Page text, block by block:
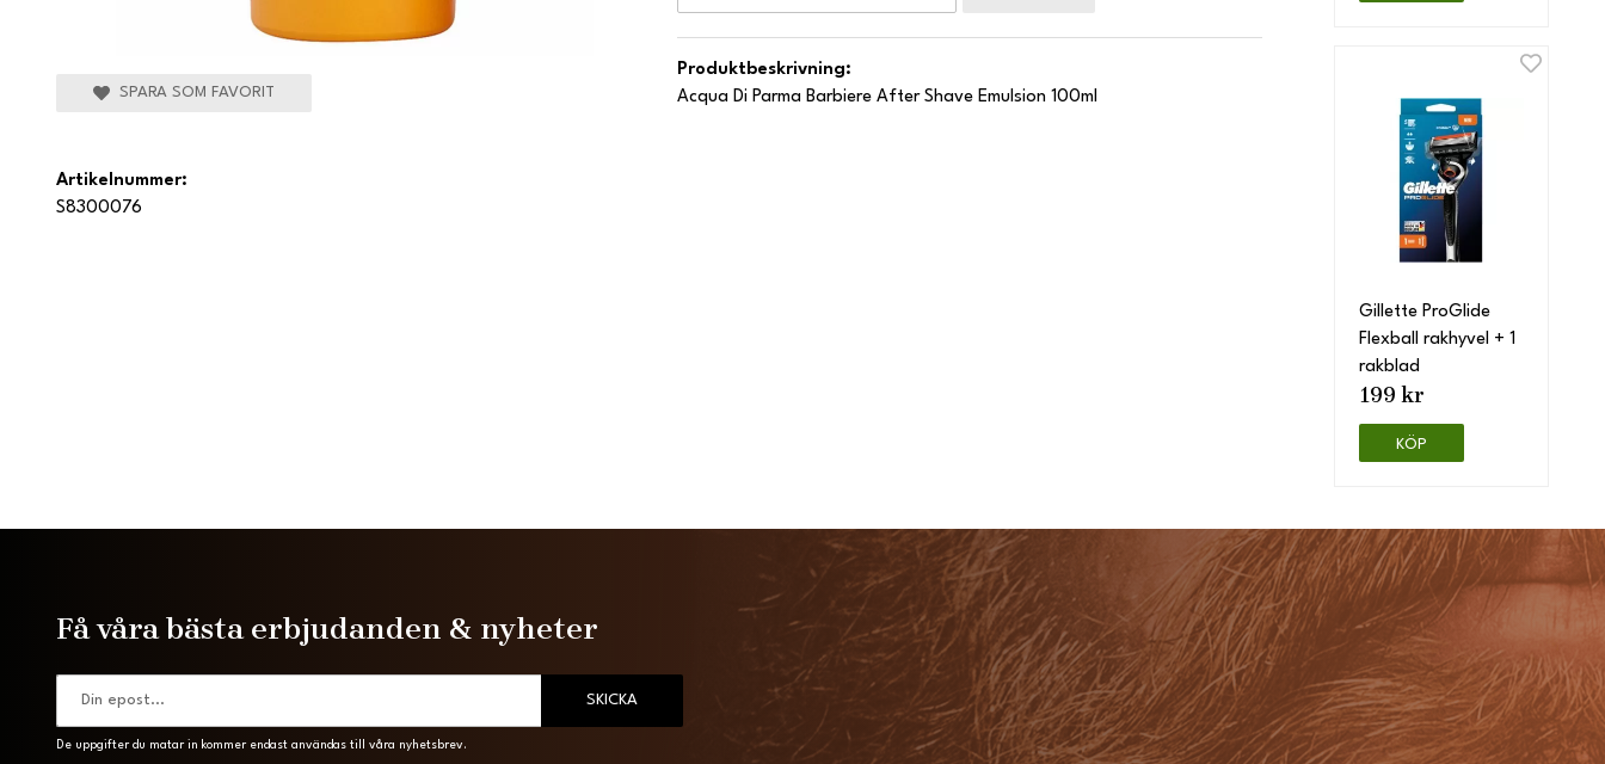
Produktbeskrivning:
Acqua Di Parma Barbiere After Shave Emulsion 100ml
Gillette ProGlide
Flexball rakhyvel + 1
rakblad
199 kr
KÖP
SPARA SOM FAVORIT
Artikelnummer:
S8300076
Få våra bästa erbjudanden & nyheter
SKICKA
De uppgifter du matar in kommer endast användas till våra nyhetsbrev.